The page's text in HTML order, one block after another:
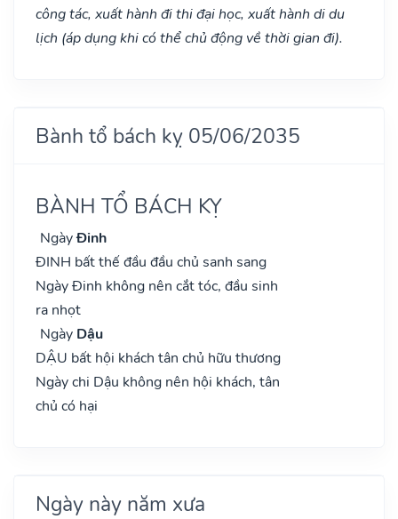
công tác, xuất hành đi thi đại học, xuất hành di du
lịch (áp dụng khi có thể chủ động về thời gian đi).
Bành tổ bách kỵ 05/06/2035
BÀNH TỔ BÁCH KỴ
NgàyĐinh
ĐINH bất thế đầu đầu chủ sanh sang
Ngày Đinh không nên cắt tóc, đầu sinh
ra nhọt
Ngày Dậu
DẬU bất hội khách tân chủ hữu thương
Ngày chi Dậu không nên hội khách, tân
chủ có hại
Ngày này năm xưa